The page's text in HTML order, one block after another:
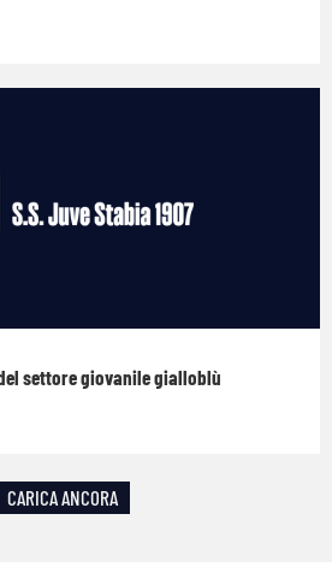
settore giovanile gialloblù
CARICA ANCORA